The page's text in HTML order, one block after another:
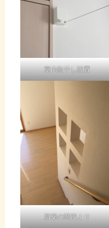
室内物干し設置
新築の階段より